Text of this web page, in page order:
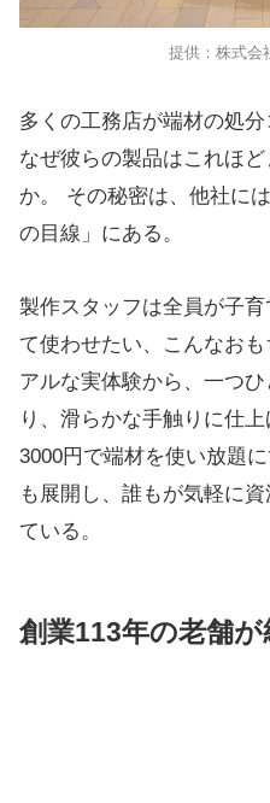
提供：株式会
多くの工務店が端材の処分
なぜ彼らの製品はこれほ
か。 その秘密は、他社に
の目線」にある。
製作スタッフは全員が子
て使わせたい、こんなお
アルな実体験から、一つ
り、滑らかな手触りに仕
3000円で端材を使い放題
も展開し、誰もが気軽に
ている。
創業113年の老舗